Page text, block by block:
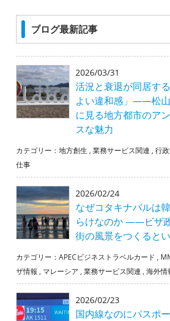
ブログ最新記事
2026/03/31
活況と衰退が同居す
よい違和感」――松
に見る地方都市のア
スな魅力
カテゴリー：地方創生 ,業務サービス関連 ,行
仕事
2026/02/24
なぜコタキナバルは
らけなのか ――ビザ
街の風景をつくると
カテゴリー：APECビジネストラベルカード ,
ザ情報 , マレーシア ,業務サービス関連 ,海外情
2026/02/23
国内線なのにパスポ